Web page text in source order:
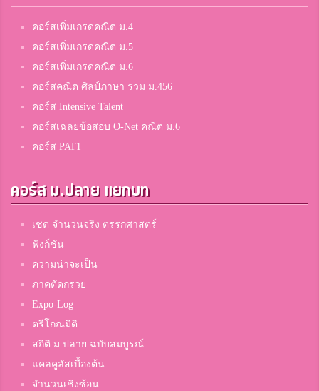
คอร์สเพิ่มเกรดคณิต ม.4
คอร์สเพิ่มเกรดคณิต ม.5
คอร์สเพิ่มเกรดคณิต ม.6
คอร์สคณิต ศิลป์ภาษา รวม ม.456
คอร์ส Intensive Talent
คอร์สเฉลยข้อสอบ O-Net คณิต ม.6
คอร์ส PAT1
คอร์ส ม.ปลาย แยกบท
เซต จำนวนจริง ตรรกศาสตร์
ฟังก์ชัน
ความน่าจะเป็น
ภาคตัดกรวย
Expo-Log
ตรีโกณมิติ
สถิติ ม.ปลาย ฉบับสมบูรณ์
แคลคูลัสเบื้องต้น
จำนวนเชิงซ้อน